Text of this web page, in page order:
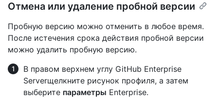
Отмена или удаление пробной версии
Пробную версию можно отменить в любое время.
После истечения срока действия пробной версии
можно удалить пробную версию.
В правом верхнем углу GitHub Enterprise
Serverщелкните рисунок профиля, а затем
выберите параметры Enterprise.